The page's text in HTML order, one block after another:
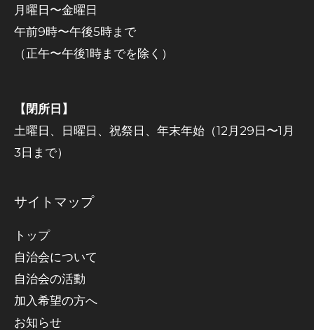
月曜日〜金曜日
午前9時〜午後5時まで
（正午〜午後1時までを除く）
【閉所日】
土曜日、日曜日、祝祭日、年末年始（12月29日〜1月
3日まで）
サイトマップ
トップ
自治会について
自治会の活動
加入希望の方へ
お知らせ